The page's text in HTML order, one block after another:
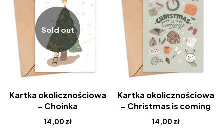
Sold out
Kartka okolicznościowa
– Choinka
14,00 zł
Kartka okolicznościowa
– Christmas is coming
14,00 zł